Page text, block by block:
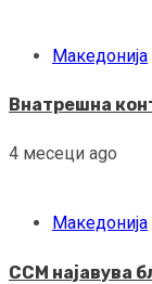
Македонија
Внатрешна
4 месеци ago
Македонија
ССМ најавува